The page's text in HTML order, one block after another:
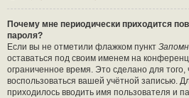
Почему мне периодически приходится
пароля?
Если вы не отметили флажком пункт
оставаться под своим именем на
ограниченное время. Это сделано для того,
воспользоваться вашей учётной записью.
приходилось вводить имя пользователя и